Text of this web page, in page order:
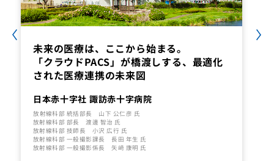
未来の医療は、ここから始まる。
「クラウドPACS」が橋渡しする、最適化
された医療連携の未来図
日本赤十字社 諏訪赤十字病院
放射線科部 統括部長 山下 公仁彦 氏
放射線科部 部長 渡邊 智治 氏
放射線科部 技師長 小沢 広行 氏
放射線科部 一般撮影課長 長田 年生 氏
放射線科部 一般撮影係長 矢﨑 康明 氏